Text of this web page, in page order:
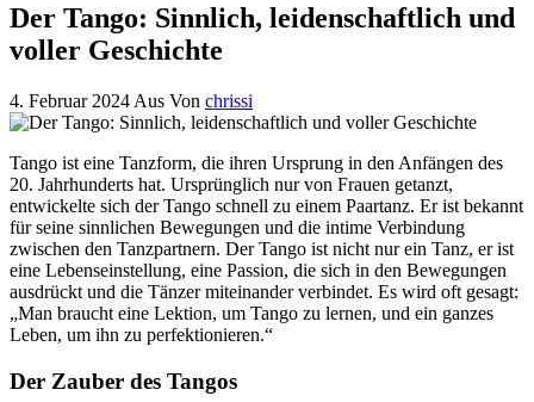
Der Tango: Sinnlich, leidenschaftlich und
voller Geschichte
4. Februar 2024 Aus Von chrissi
Tango ist eine Tanzform, die ihren Ursprung in den Anfängen des
20. Jahrhunderts hat. Ursprünglich nur von Frauen getanzt,
entwickelte sich der Tango schnell zu einem Paartanz. Er ist bekannt
für seine sinnlichen Bewegungen und die intime Verbindung
zwischen den Tanzpartnern. Der Tango ist nicht nur ein Tanz, er ist
eine Lebenseinstellung, eine Passion, die sich in den Bewegungen
ausdrückt und die Tänzer miteinander verbindet. Es wird oft gesagt:
„Man braucht eine Lektion, um Tango zu lernen, und ein ganzes
Leben, um ihn zu perfektionieren.“
Der Zauber des Tangos